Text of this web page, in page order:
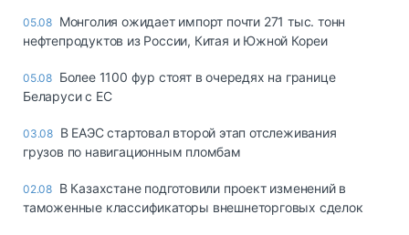
05.08 Монголия ожидает импорт почти 271 тыс. тонн
нефтепродуктов из России, Китая и Южной Кореи
05.08 Более 1100 фур стоят в очередях на границе
Беларуси с ЕС
03.08 В ЕАЭС стартовал второй этап отслеживания
грузов по навигационным пломбам
02.08 В Казахстане подготовили проект изменений в
таможенные классификаторы внешнеторговых сделок